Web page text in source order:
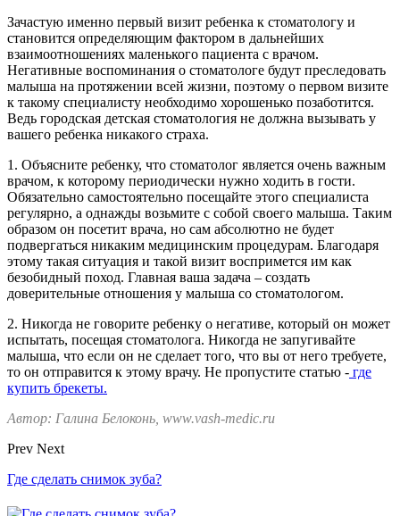
Зачастую именно первый визит ребенка к стоматологу и
становится определяющим фактором в дальнейших
взаимоотношениях маленького пациента с врачом.
Негативные воспоминания о стоматологе будут преследовать
малыша на протяжении всей жизни, поэтому о первом визите
к такому специалисту необходимо хорошенько позаботится.
Ведь городская детская стоматология не должна вызывать у
вашего ребенка никакого страха.
1. Объясните ребенку, что стоматолог является очень важным
врачом, к которому периодически нужно ходить в гости.
Обязательно самостоятельно посещайте этого специалиста
регулярно, а однажды возьмите с собой своего малыша. Таким
образом он посетит врача, но сам абсолютно не будет
подвергаться никаким медицинским процедурам. Благодаря
этому такая ситуация и такой визит воспримется им как
безобидный поход. Главная ваша задача – создать
доверительные отношения у малыша со стоматологом.
2. Никогда не говорите ребенку о негативе, который он может
испытать, посещая стоматолога. Никогда не запугивайте
малыша, что если он не сделает того, что вы от него требуете,
то он отправится к этому врачу. Не пропустите статью - где
купить брекеты.
Автор: Галина Белоконь, www.vash-medic.ru
Prev Next
Где сделать снимок зуба?